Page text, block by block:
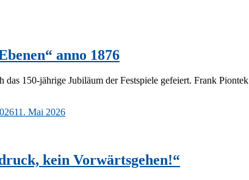
anno 1876
das 150-jäh­ri­­ge Ju­bi­lä­um der Fest­spie­le ge­fei­ert. Frank
11. Mai 2026
kein Vorwärtsgehen!“